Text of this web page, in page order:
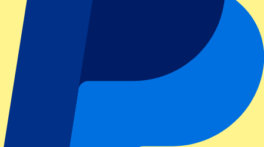
Alle sporten
Voetbalcompetities